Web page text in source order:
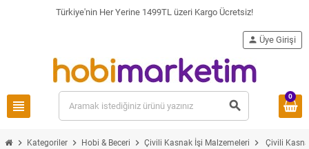
Türkiye'nin Her Yerine 1499TL üzeri Kargo Ücretsiz!
view_headline search
person Üye Girişi
0
chevron_right Kategoriler chevron_right Hobi & Beceri chevron_right Çivili Kasnak İşi Malzemeleri chevron_right Çivili